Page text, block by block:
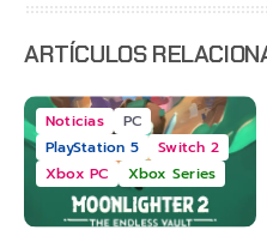
ARTÍCULOS
Noticias
PC
PlayStation 5
Switch 2
Xbox PC
Xbox Series